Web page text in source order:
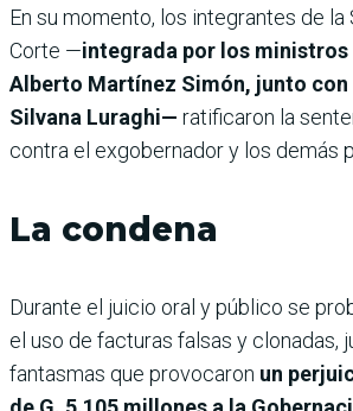
En su momento, los integrantes de la
Corte —integrada por los ministros
Alberto Martínez Simón, junto
Silvana Luraghi— ratificaron la
contra el exgobernador y los demás
La condena
Durante el juicio oral y público se
el uso de facturas falsas y clonadas,
fantasmas que provocaron un